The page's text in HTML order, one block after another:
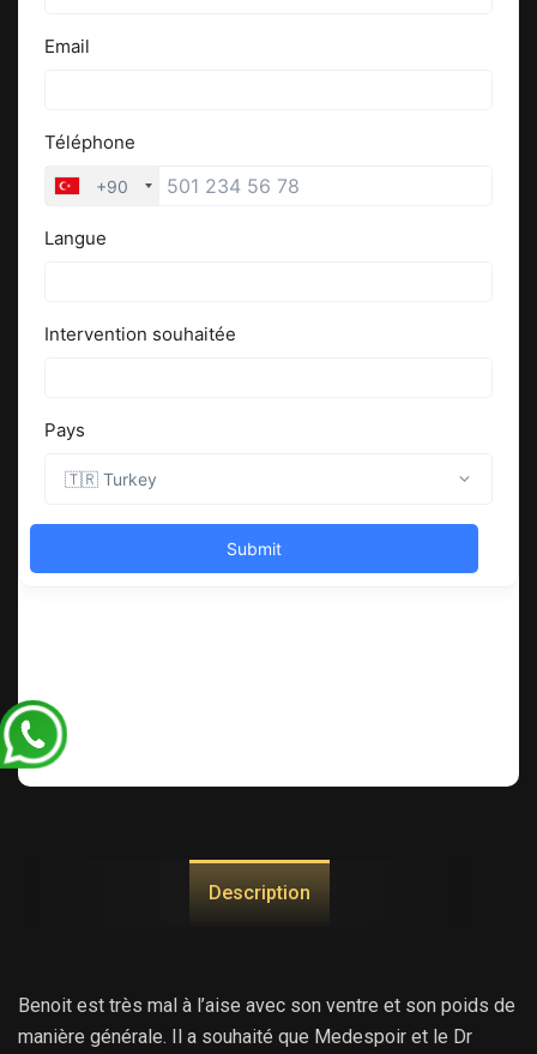
Description
Benoit est très mal à l’aise avec son ventre et son poids de
manière générale. Il a souhaité que Medespoir et le Dr